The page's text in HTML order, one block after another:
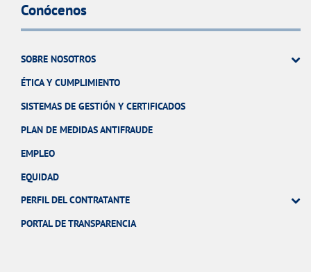
Conócenos
SOBRE NOSOTROS
ÉTICA Y CUMPLIMIENTO
SISTEMAS DE GESTIÓN Y CERTIFICADOS
PLAN DE MEDIDAS ANTIFRAUDE
EMPLEO
EQUIDAD
PERFIL DEL CONTRATANTE
PORTAL DE TRANSPARENCIA